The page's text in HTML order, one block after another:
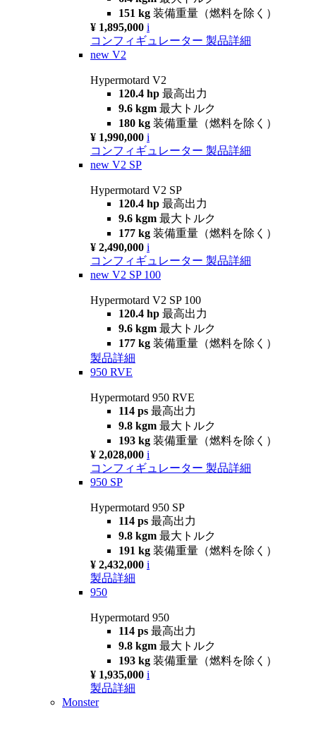
151 kg 装備重量（燃料を除く）
¥ 1,895,000 i
コンフィギュレーター 製品詳細
new V2
Hypermotard V2
120.4 hp 最高出力
9.6 kgm 最大トルク
180 kg 装備重量（燃料を除く）
¥ 1,990,000 i
コンフィギュレーター 製品詳細
new V2 SP
Hypermotard V2 SP
120.4 hp 最高出力
9.6 kgm 最大トルク
177 kg 装備重量（燃料を除く）
¥ 2,490,000 i
コンフィギュレーター 製品詳細
new V2 SP 100
Hypermotard V2 SP 100
120.4 hp 最高出力
9.6 kgm 最大トルク
177 kg 装備重量（燃料を除く）
製品詳細
950 RVE
Hypermotard 950 RVE
114 ps 最高出力
9.8 kgm 最大トルク
193 kg 装備重量（燃料を除く）
¥ 2,028,000 i
コンフィギュレーター 製品詳細
950 SP
Hypermotard 950 SP
114 ps 最高出力
9.8 kgm 最大トルク
191 kg 装備重量（燃料を除く）
¥ 2,432,000 i
製品詳細
950
Hypermotard 950
114 ps 最高出力
9.8 kgm 最大トルク
193 kg 装備重量（燃料を除く）
¥ 1,935,000 i
製品詳細
Monster